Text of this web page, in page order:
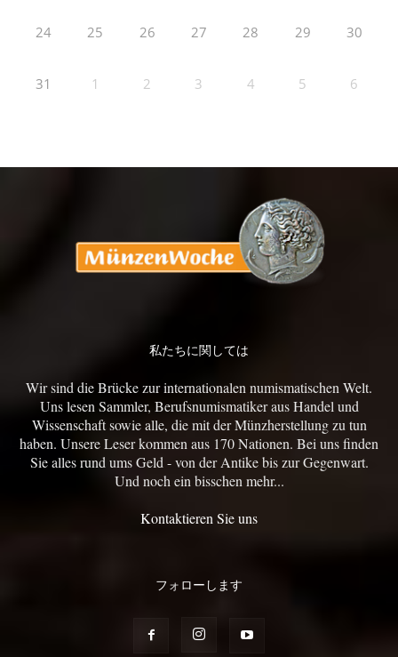
24 25 26 27 28 29 30
31 1 2 3 4 5 6
私たちに関しては
Wir sind die Brücke zur internationalen numismatischen Welt.
Uns lesen Sammler, Berufsnumismatiker aus Handel und
Wissenschaft sowie alle, die mit der Münzherstellung zu tun
haben. Unsere Leser kommen aus 170 Nationen. Bei uns finden
Sie alles rund ums Geld - von der Antike bis zur Gegenwart.
Und noch ein bisschen mehr...
Kontaktieren Sie uns
フォローします